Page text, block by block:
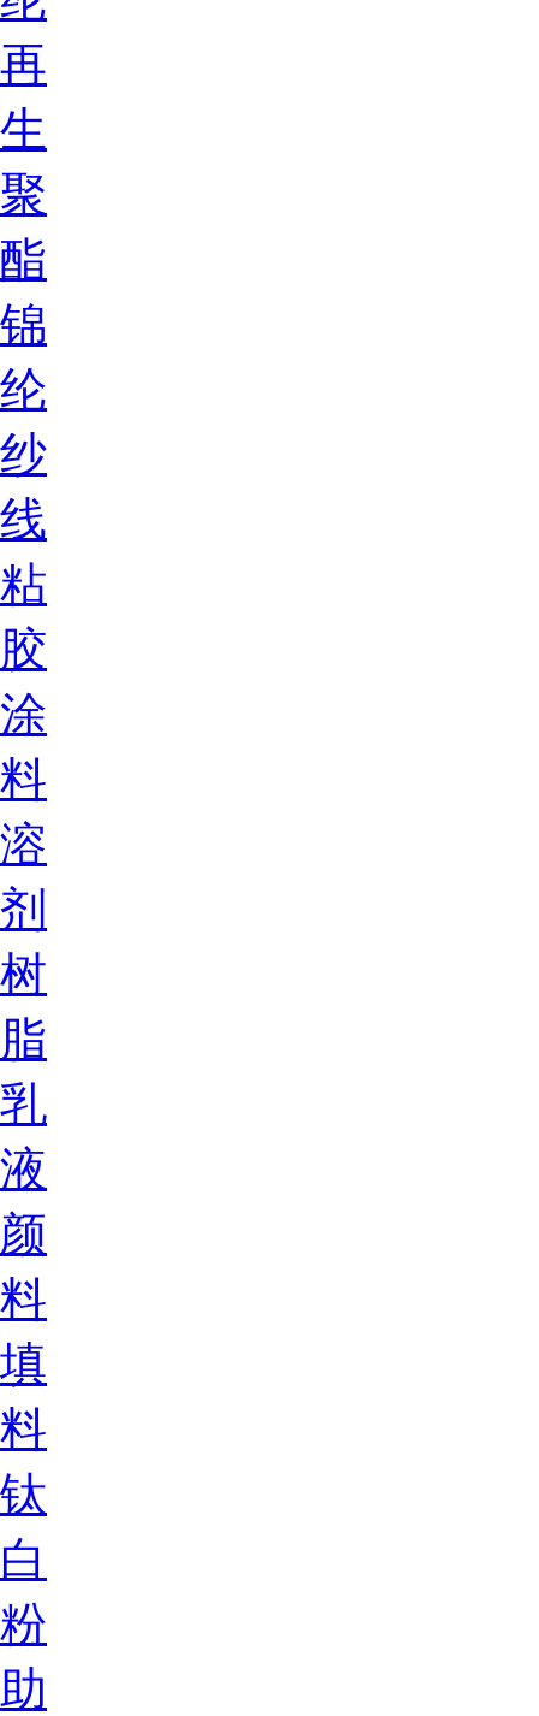
再
生
聚
酯
锦
纶
纱
线
粘
胶
涂
料
溶
剂
树
脂
乳
液
颜
料
填
料
钛
白
粉
助